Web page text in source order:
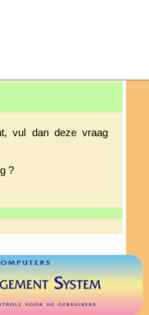
vul dan deze vraag
?